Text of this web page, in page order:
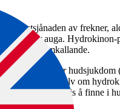
utsjånaden av frekner,
under auga. Hydrokinon-
kreftframkallande.
auka risiko for
Sjølv om
så er det framleis å finne i